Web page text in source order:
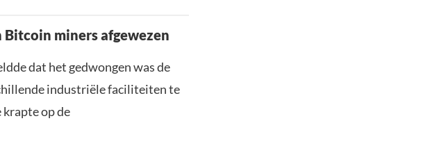
miners afgewezen
dat het gedwongen was de
industriële faciliteiten te
krapte op de